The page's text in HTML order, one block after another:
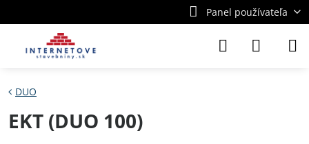
Panel používateľa
DUO
EKT (DUO 100)